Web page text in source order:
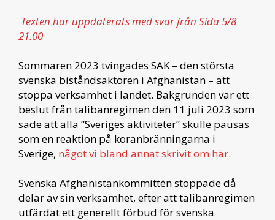
Texten har uppdaterats med svar från Sida 5/8
21.00
Sommaren 2023 tvingades SAK – den största
svenska biståndsaktören i Afghanistan – att
stoppa verksamhet i landet. Bakgrunden var ett
beslut från talibanregimen den 11 juli 2023 som
sade att alla ”Sveriges aktiviteter” skulle pausas
som en reaktion på koranbränningarna i
Sverige, något vi bland annat skrivit om här.
Svenska Afghanistankommittén stoppade då
delar av sin verksamhet, efter att talibanregimen
utfärdat ett generellt förbud för svenska